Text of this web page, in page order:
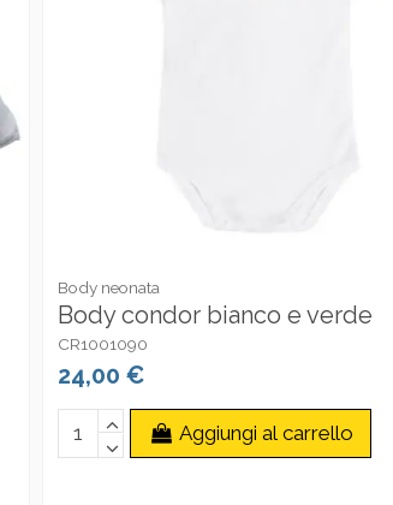
Body neonata
Body condor bianco e verde
CR1001090
24,00 €
Aggiungi al carrello